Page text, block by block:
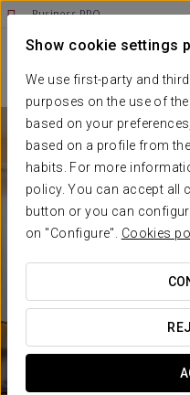
Show cookie settings
We use first-party and
purposes on the use of
based on your
based on a profile from
habits. For more
policy. You can accept all
button or you can
on "Configure". Cookies
Business PRO
****
Budapest